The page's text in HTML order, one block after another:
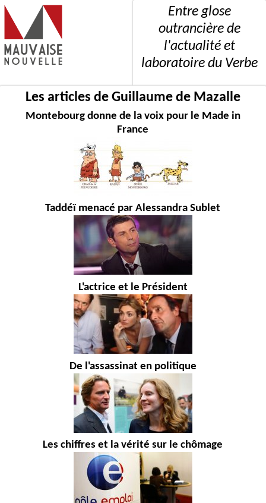
Entre glose
outrancière de
l'actualité et
laboratoire du Verbe
Les articles de Guillaume de Mazalle
Montebourg donne de la voix pour le Made in
France
Taddéï menacé par Alessandra Sublet
L'actrice et le Président
De l'assassinat en politique
Les chiffres et la vérité sur le chômage